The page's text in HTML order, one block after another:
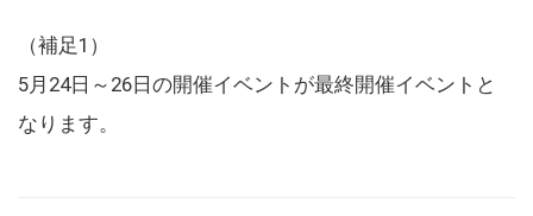
（補足1）
5月24日～26日の開催イベントが最終開催イベントと
なります。